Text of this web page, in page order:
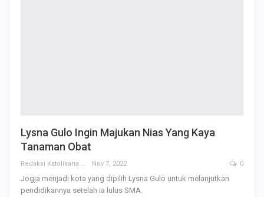
Lysna Gulo Ingin Majukan Nias Yang Kaya
Tanaman Obat
Redaksi Katolikana Nov 7, 2022 0
Jogja menjadi kota yang dipilih Lysna Gulo untuk melanjutkan
pendidikannya setelah ia lulus SMA.